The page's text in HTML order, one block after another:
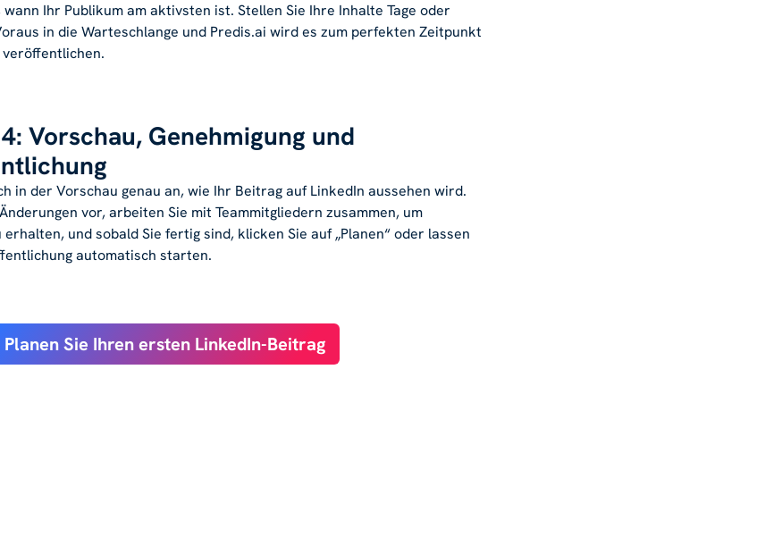
Ihr Publikum am aktivsten ist. Stellen Sie Ihre Inhalte Tage oder
in die Warteschlange und Predis.ai wird es zum perfekten Zeitpunkt
Vorschau, Genehmigung und
in der Vorschau genau an, wie Ihr Beitrag auf LinkedIn aussehen wird.
vor, arbeiten Sie mit Teammitgliedern zusammen, um
erhalten, und sobald Sie fertig sind, klicken Sie auf „Planen“ oder lassen
automatisch starten.
Planen Sie Ihren ersten LinkedIn-Beitrag